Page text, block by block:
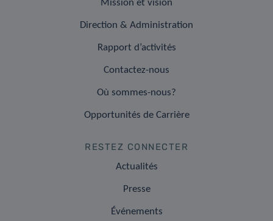
Mission et vision
Direction & Administration
Rapport d’activités
Contactez-nous
Où sommes-nous?
Opportunités de Carrière
RESTEZ CONNECTER
Actualités
Presse
Événements